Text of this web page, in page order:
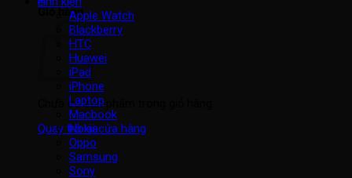
Giỏ hàng
Chưa có sản phẩm trong giỏ hàng.
Quay trở lại cửa hàng
Apple Watch
Blackberry
HTC
Huawei
iPad
iPhone
Laptop
Macbook
Nokia
Oppo
Samsung
Sony